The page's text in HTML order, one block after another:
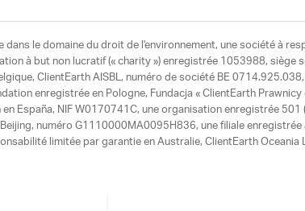
le domaine du droit de l'environnement, une société à
à but non lucratif (« charity ») enregistrée 1053988, siège
ClientEarth AISBL, numéro de société BE
enregistrée en Pologne, Fundacja « ClientEarth
España, NIF W0170741C, une organisation enregistrée
numéro G1110000MA0095H836, une filiale
limitée par garantie en Australie, ClientEarth